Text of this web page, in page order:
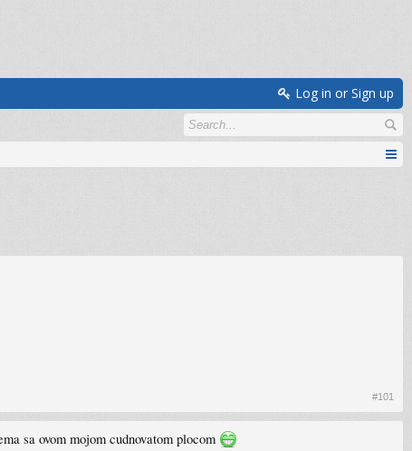
Log in or Sign up
#101
sa ovom mojom cudnovatom plocom